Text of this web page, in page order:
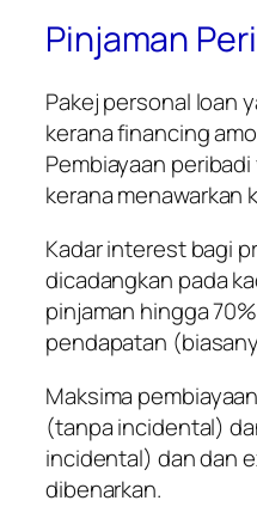
Pinjaman
Pakej personal loan
kerana financing
Pembiayaan
kerana menawarkan
Kadar interest bagi
dicadangkan pada
pinjaman hingga
pendapatan
Maksima
(tanpa incidental)
incidental) dan dan
dibenarkan.